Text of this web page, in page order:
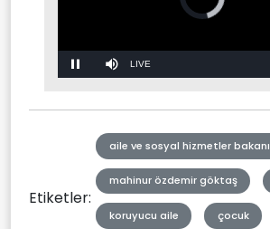
Pause Mute Stream
LIVE
Etiketler:
aile ve sosyal hizmetler bakanı
mahinur özdemir göktaş
koruyucu aile çocuk